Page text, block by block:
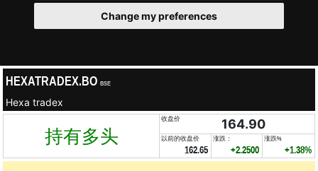
Change my preferences
HEXATRADEX.BO BSE
Hexa tradex
持有多头
收盘价 164.90
以前的收盘价
162.65
涨跌：
+2.2500
涨跌%
+1.38%